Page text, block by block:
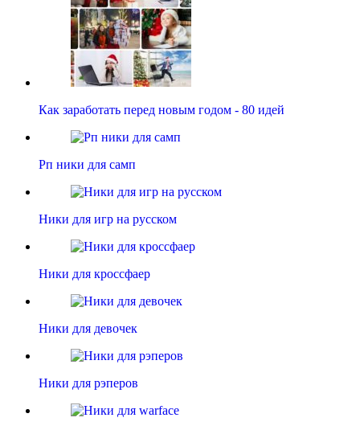
Как заработать перед новым годом - 80 идей
Рп ники для самп
Ники для игр на русском
Ники для кроссфаер
Ники для девочек
Ники для рэперов